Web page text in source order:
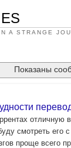
A STRANGE
Показаны
смотреть его
проще всего